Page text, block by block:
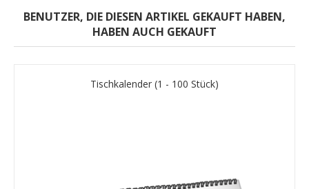
BENUTZER, DIE DIESEN ARTIKEL GEKAUFT HABEN,
HABEN AUCH GEKAUFT
Tischkalender (1 - 100 Stück)